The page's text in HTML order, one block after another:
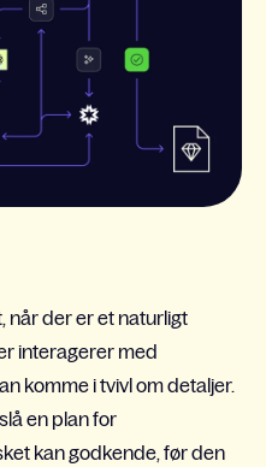
når der er et naturligt
interagerer med
komme i tvivl om detaljer.
en plan for
kan godkende, før den